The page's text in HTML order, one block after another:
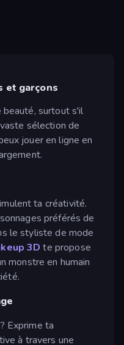
et garçons
beauté, surtout s'il
sélection de
jouer en ligne en
ta créativité.
préférés de
le styliste de mode
3D te propose
monstre en humain
Exprime ta
à travers une